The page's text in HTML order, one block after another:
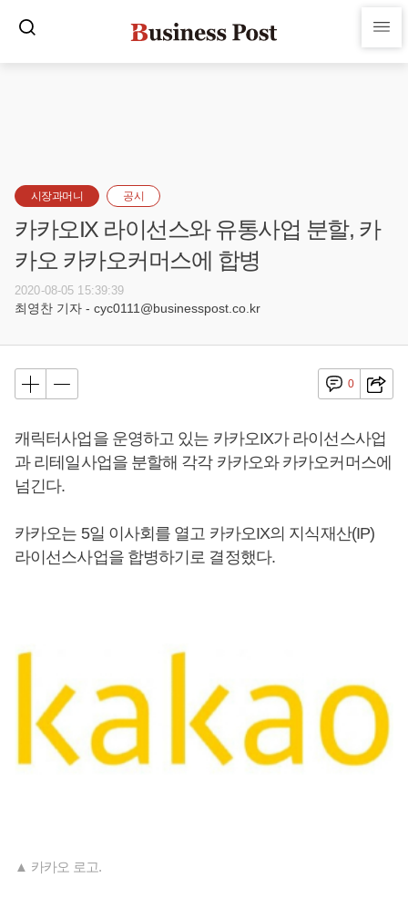
시장과머니 공시
카카오IX 라이선스와 유통사업 분할, 카
카오 카카오커머스에 합병
2020-08-05 15:39:39
최영찬 기자 - cyc0111@businesspost.co.kr
0
캐릭터사업을 운영하고 있는 카카오IX가 라이선스사업
과 리테일사업을 분할해 각각 카카오와 카카오커머스에
넘긴다.
카카오는 5일 이사회를 열고 카카오IX의 지식재산(IP)
라이선스사업을 합병하기로 결정했다.
▲ 카카오 로고.